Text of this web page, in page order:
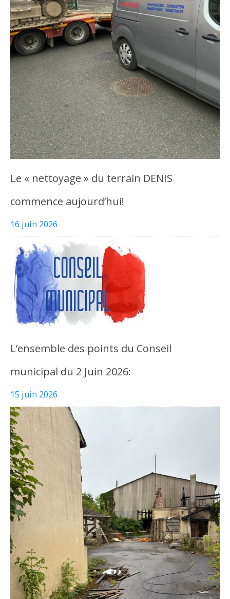
Le « nettoyage » du terrain DENIS
commence aujourd’hui!
16 juin 2026
L’ensemble des points du Conseil
municipal du 2 Juin 2026:
15 juin 2026